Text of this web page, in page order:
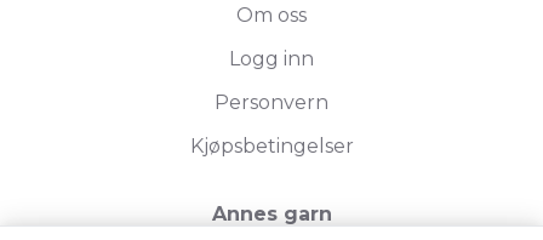
Om oss
Logg inn
Personvern
Kjøpsbetingelser
Annes garn